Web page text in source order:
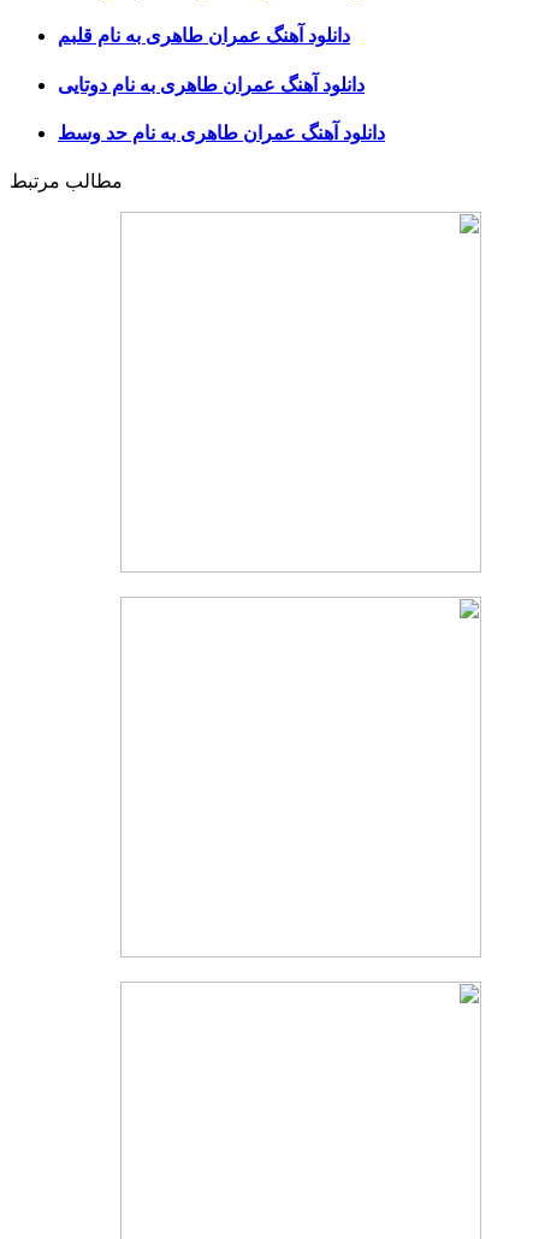
دانلود آهنگ عمران طاهری به نام قلبم
دانلود آهنگ عمران طاهری به نام دوتایی
دانلود آهنگ عمران طاهری به نام حد وسط
مطالب مرتبط